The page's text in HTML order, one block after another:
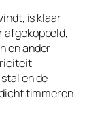
is klaar
afgekoppeld,
en ander
en de
timmeren